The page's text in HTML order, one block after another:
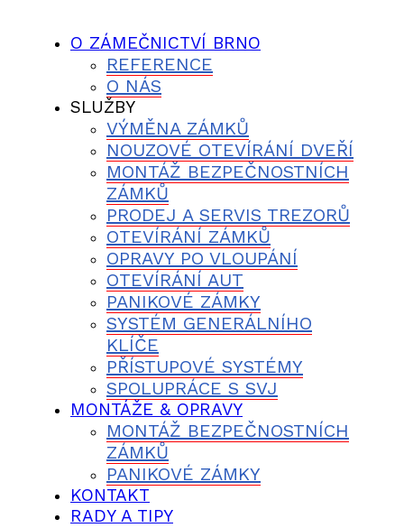
O ZÁMEČNICTVÍ BRNO
REFERENCE
O NÁS
SLUŽBY
VÝMĚNA ZÁMKŮ
NOUZOVÉ OTEVÍRÁNÍ DVEŘÍ
MONTÁŽ BEZPEČNOSTNÍCH
ZÁMKŮ
PRODEJ A SERVIS TREZORŮ
OTEVÍRÁNÍ ZÁMKŮ
OPRAVY PO VLOUPÁNÍ
OTEVÍRÁNÍ AUT
PANIKOVÉ ZÁMKY
SYSTÉM GENERÁLNÍHO
KLÍČE
PŘÍSTUPOVÉ SYSTÉMY
SPOLUPRÁCE S SVJ
MONTÁŽE & OPRAVY
MONTÁŽ BEZPEČNOSTNÍCH
ZÁMKŮ
PANIKOVÉ ZÁMKY
KONTAKT
RADY A TIPY